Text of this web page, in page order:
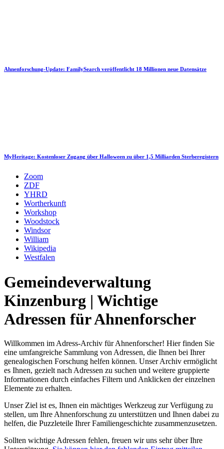
Ahnenforschung-Update: FamilySearch veröffentlicht 18 Millionen neue Datensätze
MyHeritage: Kostenloser Zugang über Halloween zu über 1,5 Milliarden Sterberegistern
Zoom
ZDF
YHRD
Wortherkunft
Workshop
Woodstock
Windsor
William
Wikipedia
Westfalen
Gemeindeverwaltung
Kinzenburg | Wichtige
Adressen für Ahnenforscher
Willkommen im Adress-Archiv für Ahnenforscher! Hier finden Sie
eine umfangreiche Sammlung von Adressen, die Ihnen bei Ihrer
genealogischen Forschung helfen können. Unser Archiv ermöglicht
es Ihnen, gezielt nach Adressen zu suchen und weitere gruppierte
Informationen durch einfaches Filtern und Anklicken der einzelnen
Elemente zu erhalten.
Unser Ziel ist es, Ihnen ein mächtiges Werkzeug zur Verfügung zu
stellen, um Ihre Ahnenforschung zu unterstützen und Ihnen dabei zu
helfen, die Puzzleteile Ihrer Familiengeschichte zusammenzusetzen.
Sollten wichtige Adressen fehlen, freuen wir uns sehr über Ihre